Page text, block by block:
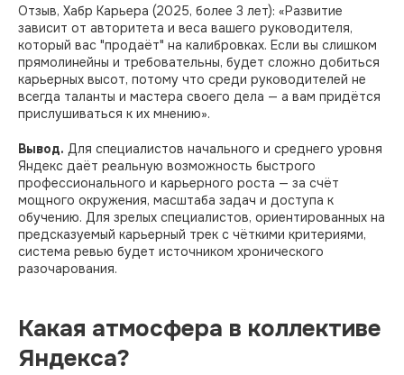
Отзыв, Хабр Карьера (2025, более 3 лет): «Развитие
зависит от авторитета и веса вашего руководителя,
который вас "продаёт" на калибровках. Если вы слишком
прямолинейны и требовательны, будет сложно добиться
карьерных высот, потому что среди руководителей не
всегда таланты и мастера своего дела — а вам придётся
прислушиваться к их мнению».
Вывод. Для специалистов начального и среднего уровня
Яндекс даёт реальную возможность быстрого
профессионального и карьерного роста — за счёт
мощного окружения, масштаба задач и доступа к
обучению. Для зрелых специалистов, ориентированных на
предсказуемый карьерный трек с чёткими критериями,
система ревью будет источником хронического
разочарования.
Какая атмосфера в коллективе
Яндекса?